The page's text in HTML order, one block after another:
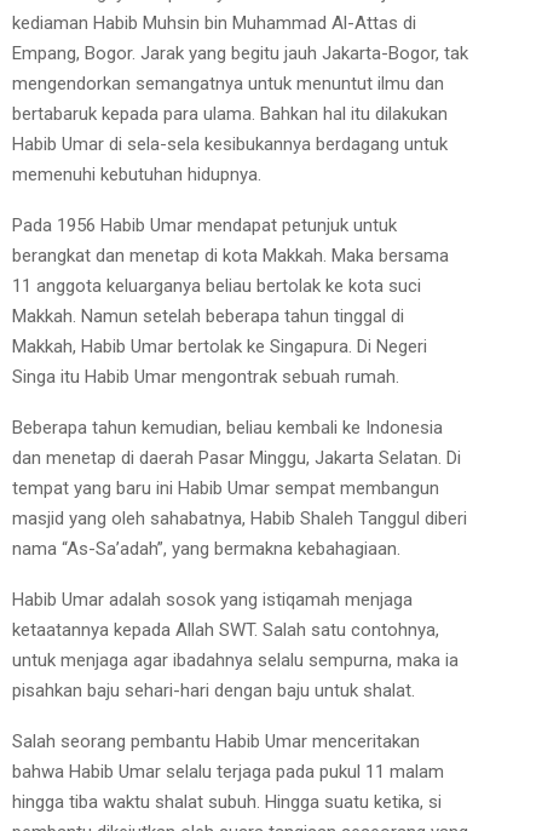
kediaman Habib Muhsin bin Muhammad Al-Attas di
Empang, Bogor. Jarak yang begitu jauh Jakarta-Bogor, tak
mengendorkan semangatnya untuk menuntut ilmu dan
bertabaruk kepada para ulama. Bahkan hal itu dilakukan
Habib Umar di sela-sela kesibukannya berdagang untuk
memenuhi kebutuhan hidupnya.
Pada 1956 Habib Umar mendapat petunjuk untuk
berangkat dan menetap di kota Makkah. Maka bersama
11 anggota keluarganya beliau bertolak ke kota suci
Makkah. Namun setelah beberapa tahun tinggal di
Makkah, Habib Umar bertolak ke Singapura. Di Negeri
Singa itu Habib Umar mengontrak sebuah rumah.
Beberapa tahun kemudian, beliau kembali ke Indonesia
dan menetap di daerah Pasar Minggu, Jakarta Selatan. Di
tempat yang baru ini Habib Umar sempat membangun
masjid yang oleh sahabatnya, Habib Shaleh Tanggul diberi
nama “As-Sa’adah”, yang bermakna kebahagiaan.
Habib Umar adalah sosok yang istiqamah menjaga
ketaatannya kepada Allah SWT. Salah satu contohnya,
untuk menjaga agar ibadahnya selalu sempurna, maka ia
pisahkan baju sehari-hari dengan baju untuk shalat.
Salah seorang pembantu Habib Umar menceritakan
bahwa Habib Umar selalu terjaga pada pukul 11 malam
hingga tiba waktu shalat subuh. Hingga suatu ketika, si